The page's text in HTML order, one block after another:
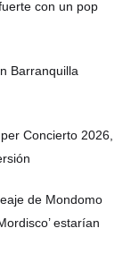
con un pop
Barranquilla
Concierto 2026,
de Mondomo
estarían